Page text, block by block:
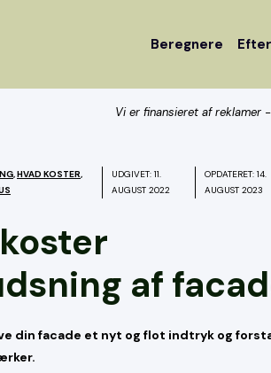
Beregnere
Vi er finansieret af reklamer
,HVAD KOSTER,
UDGIVET:11.
AUGUST 2022
OPDATERET:14.
AUGUST 2023
af
din facade et nyt og flot indtryk og